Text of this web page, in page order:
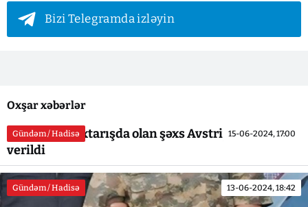
Bizi Telegramda izləyin
Oxşar xəbərlər
Gündəm / Hadisə 15-06-2024, 17:00
Beynəlxalq axtarışda olan şəxs Avstriyaya təhvil
verildi
Gündəm / Hadisə 13-06-2024, 18:42